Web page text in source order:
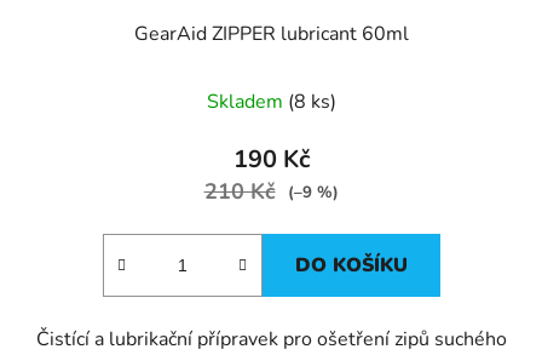
GearAid ZIPPER lubricant 60ml
Skladem (8 ks)
190 Kč
210 Kč (–9 %)
DO KOŠÍKU
Čistící a lubrikační přípravek pro ošetření zipů suchého